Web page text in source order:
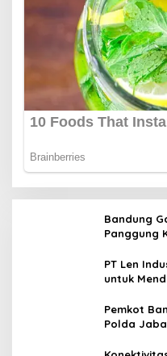
Bandung
Panggung
PT Len
untuk
Pemkot
Polda